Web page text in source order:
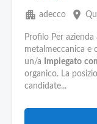
apartment adecco place
Profilo Per
metalmeccanica e
un/a
Impiegato
organico. La
candidate...